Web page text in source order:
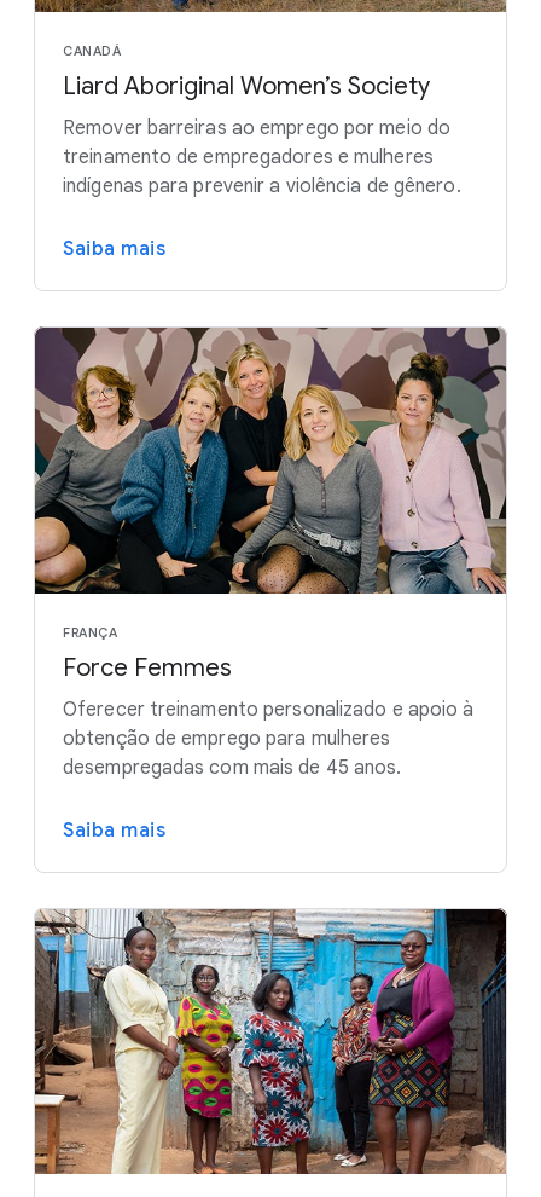
CANADÁ
Liard Aboriginal Women’s Society
Remover barreiras ao emprego por meio do
treinamento de empregadores e mulheres
indígenas para prevenir a violência de gênero.
Saiba mais
FRANÇA
Force Femmes
Oferecer treinamento personalizado e apoio à
obtenção de emprego para mulheres
desempregadas com mais de 45 anos.
Saiba mais